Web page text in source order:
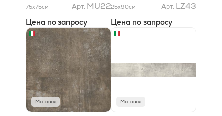
75x75см Арт. MU22
Цена по запросу
25x90см Арт. LZ43
Цена по запросу
Матовая Матовая